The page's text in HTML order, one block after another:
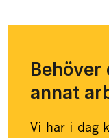
annat
Vi har i dag